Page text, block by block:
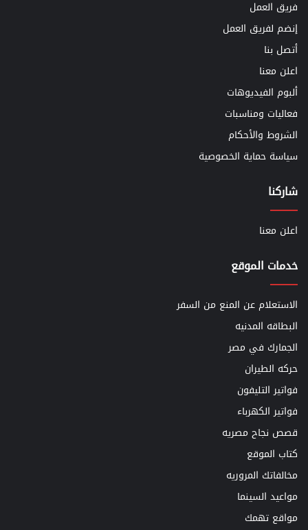
فريق العمل
إنضم لفريق العمل
أتصل بنا
اعلن معنا
ألبوم الفيديوهات
فعاليات ومناسبات
الشروط والأحكام
سياسة حماية الخصوصية
شاركنا
اعلن معنا
خدمات الموقع
الاستعلام عن المنع من السفر
البطاقه المدنيه
الجمارك في مصر
حركه الطيران
فواتير التليفون
فواتير الكهرباء
قصص نجاح مصريه
كتاب الموقع
مخالفاتك المروريه
مواعيد السينما
مواقع تهمك